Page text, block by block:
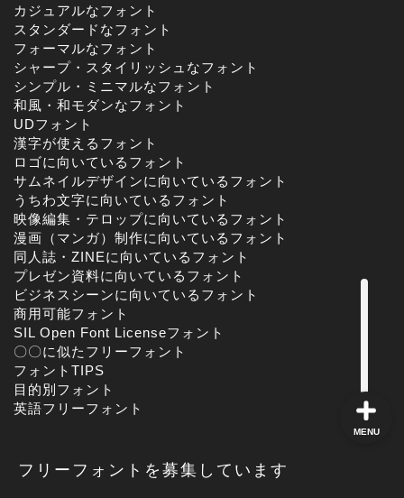
カジュアルなフォント
スタンダードなフォント
フォーマルなフォント
シャープ・スタイリッシュなフォント
シンプル・ミニマルなフォント
和風・和モダンなフォント
UDフォント
漢字が使えるフォント
ロゴに向いているフォント
サムネイルデザインに向いているフォント
うちわ文字に向いているフォント
映像編集・テロップに向いているフォント
漫画（マンガ）制作に向いているフォント
同人誌・ZINEに向いているフォント
プレゼン資料に向いているフォント
ビジネスシーンに向いているフォント
商用可能フォント
SIL Open Font Licenseフォント
〇〇に似たフリーフォント
フォントTIPS
目的別フォント
英語フリーフォント
フリーフォントを募集しています
MENU